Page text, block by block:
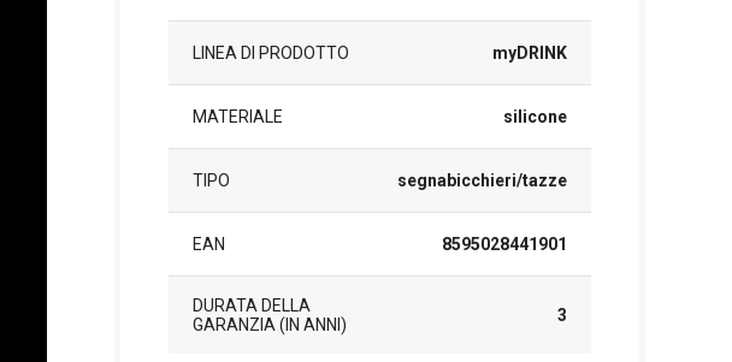
LINEA DI PRODOTTO myDRINK
MATERIALE silicone
TIPO segnabicchieri/tazze
EAN 8595028441901
DURATA DELLA
GARANZIA (IN ANNI)
3